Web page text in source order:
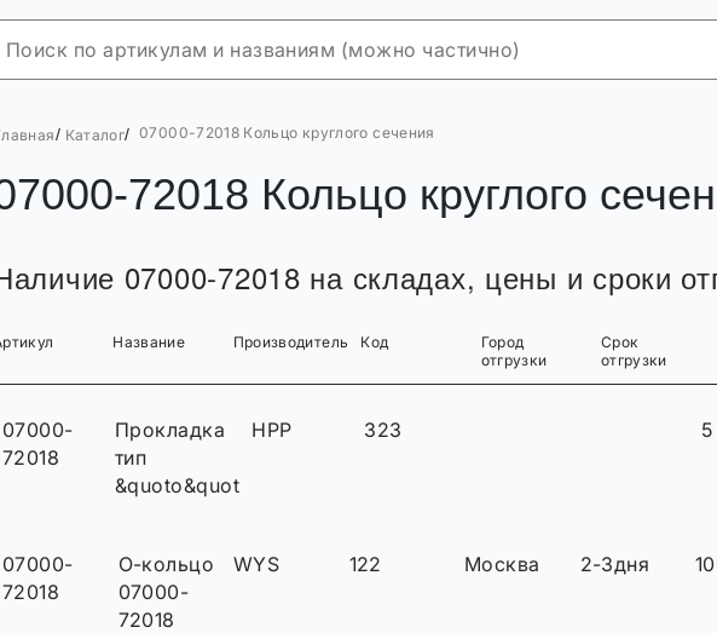
/ Каталог/ 07000-72018 Кольцо круглого сечения
72018 Кольцо круглого
07000-72018 на складах, цены и сроки
Название Производитель Код
Город
отгрузки
Срок
отгрузки
07000-
72018
Прокладка
тип
&quotо&quot
HPP 323
07000-
72018
О-кольцо
07000-
72018
WYS 122 Москва 2-3дня